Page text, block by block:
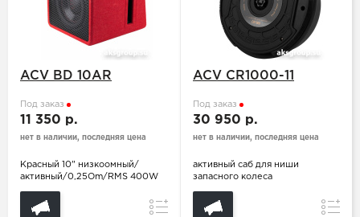
ACV BD 10AR
Под заказ
11 350 р.
нет в наличии, последняя цена
Красный 10" низкоомный/
активный/0,25Om/RMS 400W
Сравнение
ACV CR1000-11
Под заказ
30 950 р.
нет в наличии, последняя цена
активный саб для ниши
запасного колеса